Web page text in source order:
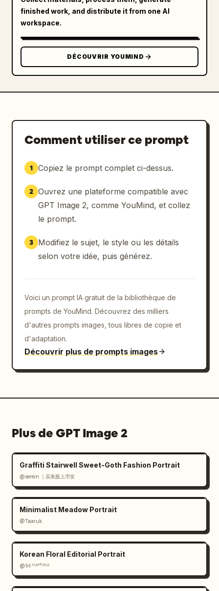
finished work, and distribute it from one AI
workspace.
DÉCOUVRIR YOUMIND
Comment utiliser ce prompt
1 Copiez le prompt complet ci-dessus.
2 Ouvrez une plateforme compatible avec
GPT Image 2, comme YouMind, et collez
le prompt.
3
Modifiez le sujet, le style ou les détails
selon votre idée, puis générez.
Voici un prompt IA gratuit de la bibliothèque de
prompts de YouMind. Découvrez des milliers
d'autres prompts images, tous libres de copie et
d'adaptation.
Découvrir plus de prompts images
Plus de GPT Image 2
Graffiti Stairwell Sweet-Goth Fashion Portrait
@serein ｜买美股上币安
Minimalist Meadow Portrait
@Taaruk
Korean Floral Editorial Portrait
@𝟡𝟜 ᴾᴸᴬʸᶠᴼᴿᴳᴱ